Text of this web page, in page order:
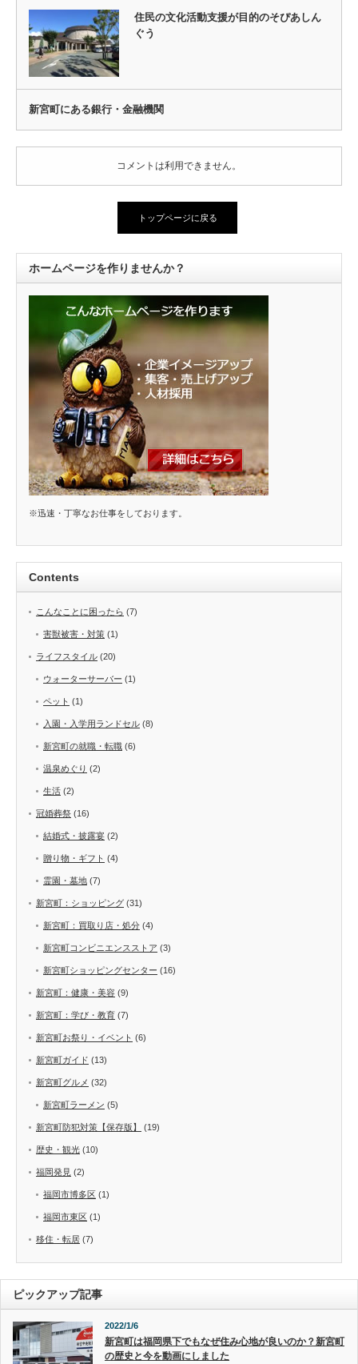
住民の文化活動支援が目的のそぴあしん
ぐう
新宮町にある銀行・金融機関
コメントは利用できません。
トップページに戻る
ホームページを作りませんか？
※迅速・丁寧なお仕事をしております。
Contents
こんなことに困ったら (7)
害獣被害・対策 (1)
ライフスタイル (20)
ウォーターサーバー (1)
ペット (1)
入園・入学用ランドセル (8)
新宮町の就職・転職 (6)
温泉めぐり (2)
生活 (2)
冠婚葬祭 (16)
結婚式・披露宴 (2)
贈り物・ギフト (4)
霊園・墓地 (7)
新宮町：ショッピング (31)
新宮町：買取り店・処分 (4)
新宮町コンビニエンスストア (3)
新宮町ショッピングセンター (16)
新宮町：健康・美容 (9)
新宮町：学び・教育 (7)
新宮町お祭り・イベント (6)
新宮町ガイド (13)
新宮町グルメ (32)
新宮町ラーメン (5)
新宮町防犯対策【保存版】 (19)
歴史・観光 (10)
福岡発見 (2)
福岡市博多区 (1)
福岡市東区 (1)
移住・転居 (7)
ピックアップ記事
2022/1/6
新宮町は福岡県下でもなぜ住み心地が良いのか？新宮町
の歴史と今を動画にしました